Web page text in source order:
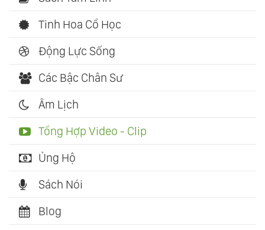
Tinh Hoa Cổ Học
Động Lực Sống
Các Bậc Chân Sư
Âm Lịch
Tổng Hợp Video - Clip
Ủng Hộ
Sách Nói
Blog